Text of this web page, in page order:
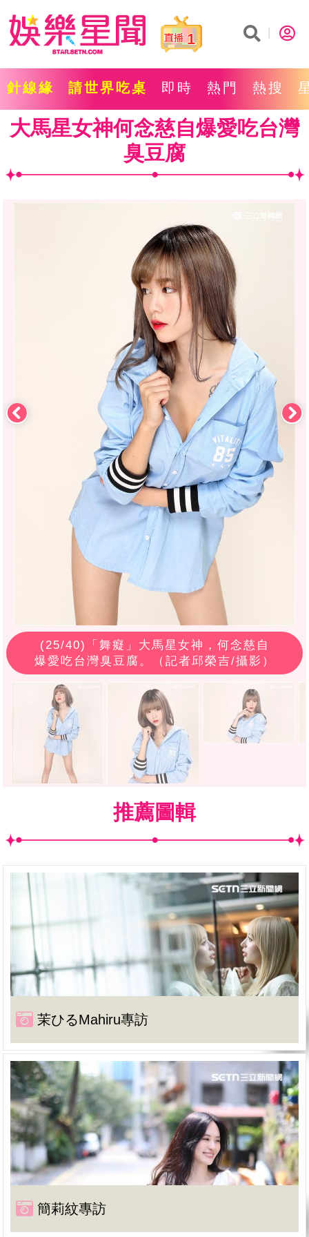
1
針線緣 請世界吃桌 即時 熱門 熱搜
大馬星女神何念慈自爆愛吃台灣
臭豆腐
(25/40)「舞癡」大馬星女神，何念慈自
爆愛吃台灣臭豆腐。（記者邱榮吉/攝影）
推薦圖輯
茉ひるMahiru專訪
簡莉紋專訪